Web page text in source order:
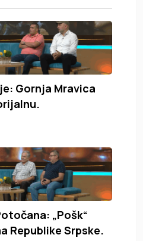
Gornja Mravica
„Pošk“
Republike Srpske.